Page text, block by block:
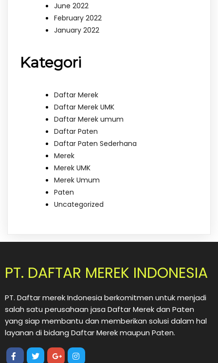
June 2022
February 2022
January 2022
Kategori
Daftar Merek
Daftar Merek UMK
Daftar Merek umum
Daftar Paten
Daftar Paten Sederhana
Merek
Merek UMK
Merek Umum
Paten
Uncategorized
PT. DAFTAR MEREK INDONESIA
PT. Daftar merek Indonesia berkomitmen untuk menjadi
salah satu perusahaan jasa Daftar Merek dan Paten
yang siap membantu dan memberikan solusi dalam hal
layanan di bidang Daftar Merek maupun Paten.